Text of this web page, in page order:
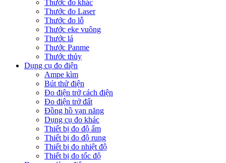
Thước đo khác
Thước đo Laser
Thước đo lỗ
Thước eke vuông
Thước lá
Thước Panme
Thước thủy
Dụng cụ đo điện
Ampe kìm
Bút thử điện
Đo điện trở cách điện
Đo điện trở đất
Đồng hồ vạn năng
Dụng cụ đo khác
Thiết bị đo độ ẩm
Thiết bị đo độ rung
Thiết bị đo nhiệt độ
Thiết bị đo tốc độ